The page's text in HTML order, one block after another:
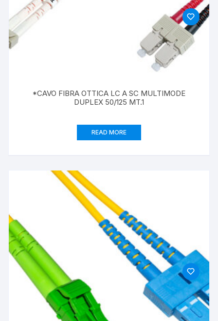
*CAVO FIBRA OTTICA LC A SC MULTIMODE
DUPLEX 50/125 MT.1
READ MORE